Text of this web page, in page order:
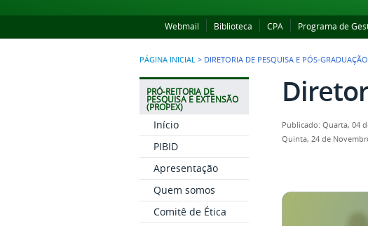
Webmail Biblioteca CPA Programa de
PÁGINA INICIAL > DIRETORIA DE PESQUISA E PÓS-GRADUAÇÃO
PRÓ-REITORIA DE
PESQUISA E EXTENSÃO
(PROPEX)
Início
PIBID
Apresentação
Quem somos
Comitê de Ética
Publicado: Quarta, 04
Quinta, 24 de